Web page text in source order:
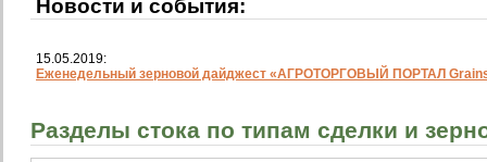
Новости и события:
15.05.2019:
Еженедельный зерновой дайджест «АГРОТОРГОВЫЙ ПОРТАЛ
Разделы стока по типам сделки и